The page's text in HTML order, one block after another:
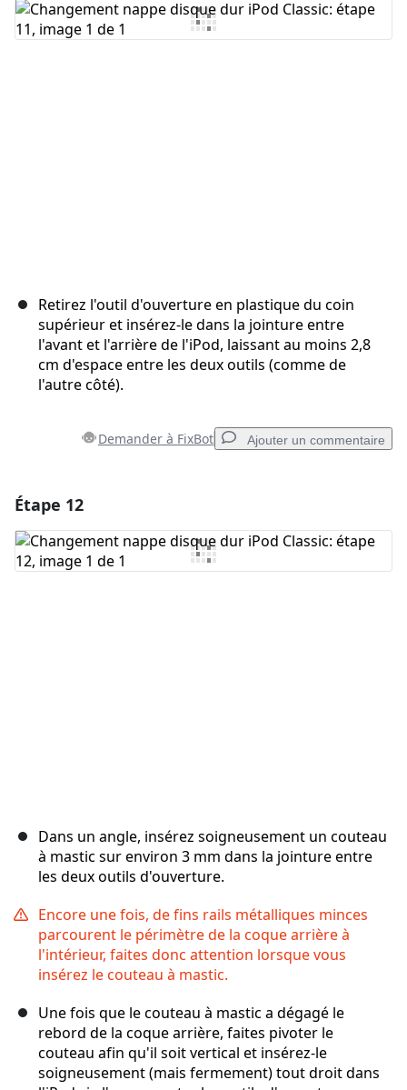
Ajouter un commentaire
Retirez l'outil d'ouverture en plastique du coin
supérieur et insérez-le dans la jointure entre
l'avant et l'arrière de l'iPod, laissant au moins 2,8
cm d'espace entre les deux outils (comme de
l'autre côté).
Demander à FixBot Ajouter un commentaire
Ajouter un commentaire
Étape 12
Dans un angle, insérez soigneusement un couteau
à mastic sur environ 3 mm dans la jointure entre
les deux outils d'ouverture.
Encore une fois, de fins rails métalliques minces
parcourent le périmètre de la coque arrière à
l'intérieur, faites donc attention lorsque vous
insérez le couteau à mastic.
Une fois que le couteau à mastic a dégagé le
rebord de la coque arrière, faites pivoter le
couteau afin qu'il soit vertical et insérez-le
soigneusement (mais fermement) tout droit dans